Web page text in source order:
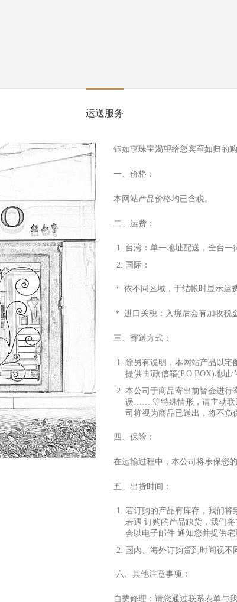
运送服务
钰如亨珠宝渴望给您宾至如归的
一、价格：
本网站产品价格均已含税。
二、运费：
台湾：单⼀地址配送，全台⼀
国际：
＊ 依不同区域，于结帐时显⽰运
＊ 进⼝ 关税： ⼊境后会有加收税
三、寄送⽅式：
除另有说明，本网站产品以宅
提供 邮政信箱(P.O.BOX)地址/
本公司于商品寄出前皆会进⾏
误…… 等特殊情形，请主动联
司将视为商品已送出，将不负
四、保险：
在运输过程中，本公司将承保您
五、出货时间：
若订购的产品有库存，我们将
若遇 订购的产品缺货，我们
会以电⼦邮件 通知您并提供
国内、海外订购货到时间视
六、其他注意事项：
⾃ 费修理：请您通过联系表单与